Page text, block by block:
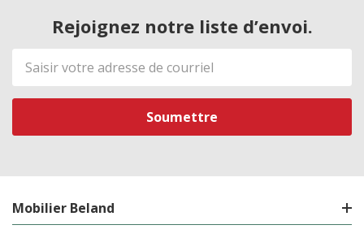
Rejoignez notre liste d’envoi.
Adresse
de
courriel
Mobilier Beland